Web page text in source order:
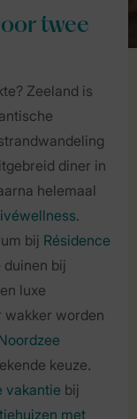
twee
Zeeland is
diner in
helemaal
.
bij Résidence
duinen bij
luxe
wakker worden
keuze.
vakantie bij
met